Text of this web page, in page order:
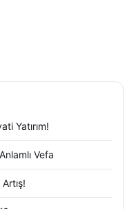
Yatırım!
Vefa